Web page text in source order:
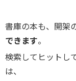
書庫の本も、開架
できます。
検索してヒットし
は、